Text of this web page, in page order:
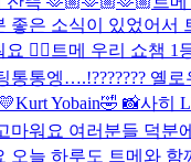
좋은 소식이 있었어서
👍🏻 트메 우리 쇼챔 1
통통엥….!??????? 옐
Kurt Yobain🤣 📸사히
마워요 여러분들 덕분
오늘 하루도 트메와